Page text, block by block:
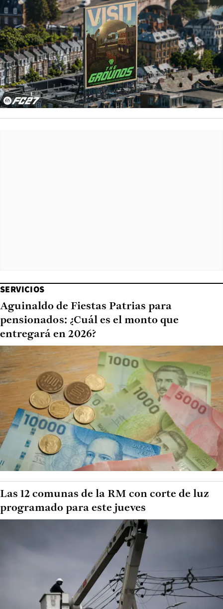
SERVICIOS
Aguinaldo de Fiestas Patrias para
pensionados: ¿Cuál es el monto que
entregará en 2026?
Las 12 comunas de la RM con corte de luz
programado para este jueves